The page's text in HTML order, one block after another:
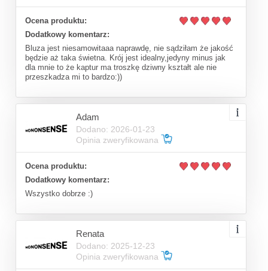
Ocena produktu:
Dodatkowy komentarz:
Bluza jest niesamowitaaa naprawdę, nie sądziłam że jakość
będzie aż taka świetna. Krój jest idealny,jedyny minus jak
dla mnie to że kaptur ma troszkę dziwny kształt ale nie
przeszkadza mi to bardzo:))
Adam
Dodano: 2026-01-23
Opinia zweryfikowana
Ocena produktu:
Dodatkowy komentarz:
Wszystko dobrze :)
Renata
Dodano: 2025-12-23
Opinia zweryfikowana